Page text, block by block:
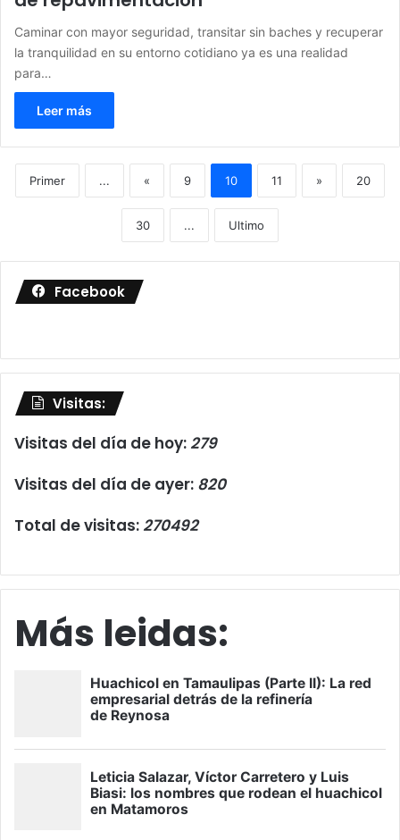
Caminar con mayor seguridad, transitar sin baches y recuperar
la tranquilidad en su entorno cotidiano ya es una realidad
para…
Leer más
Primer ... « 9 10 11 » 20
30 ... Ultimo
Facebook
Visitas:
Visitas del día de hoy: 279
Visitas del día de ayer: 820
Total de visitas: 270492
Más leidas: